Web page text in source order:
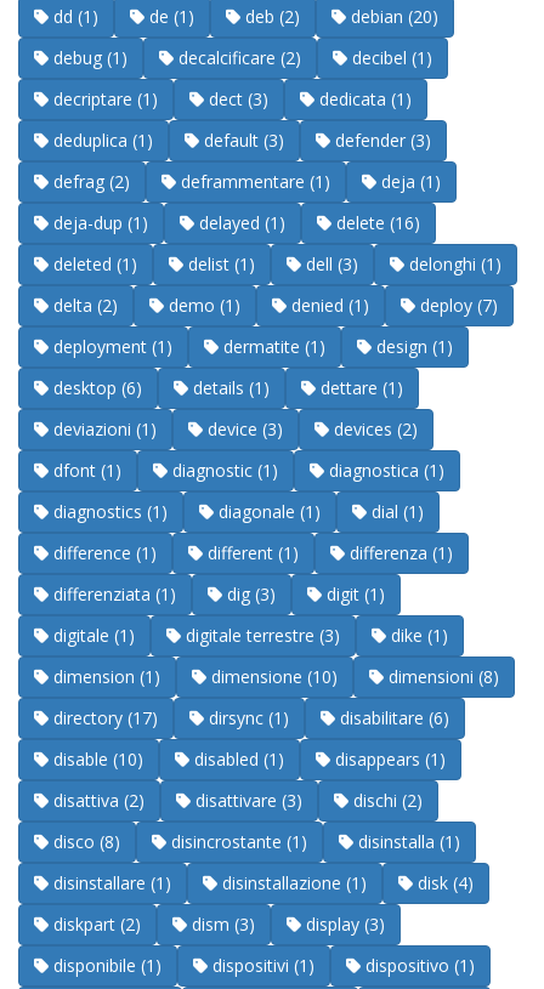
dd (1)
de (1) deb (2)
debian (20)
debug (1)
decalcificare (2)
decibel (1)
decriptare (1)
dect (3)
dedicata (1)
deduplica (1)
default (3)
defender (3)
defrag (2)
deframmentare (1)
deja (1)
deja-dup (1)
delayed (1)
delete (16)
deleted (1)
delist (1) dell (3)
delonghi (1)
delta (2)
demo (1) denied (1)
deploy (7)
deployment (1)
dermatite (1)
design (1)
desktop (6)
details (1)
dettare (1)
deviazioni (1)
device (3)
devices (2)
dfont (1)
diagnostic (1)
diagnostica (1)
diagnostics (1)
diagonale (1)
dial (1)
difference (1)
different (1)
differenza (1)
differenziata (1)
dig (3)
digit (1)
digitale (1)
digitale terrestre (3)
dike (1)
dimension (1)
dimensione (10)
dimensioni (8)
directory (17)
dirsync (1)
disabilitare (6)
disable (10)
disabled (1)
disappears (1)
disattiva (2)
disattivare (3)
dischi (2)
disco (8)
disincrostante (1)
disinstalla (1)
disinstallare (1)
disinstallazione (1)
disk (4)
diskpart (2)
dism (3)
display (3)
disponibile (1)
dispositivi (1)
dispositivo (1)